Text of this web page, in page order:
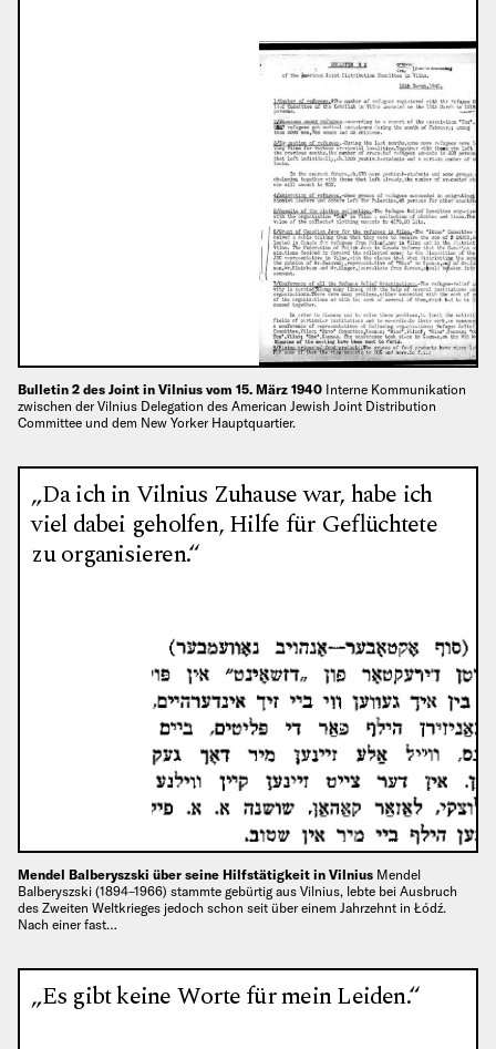
Bulletin 2 des Joint in Vilnius vom 15. März 1940 Interne Kommunikation
zwischen der Vilnius Delegation des American Jewish Joint Distribution
Committee und dem New Yorker Hauptquartier.
„Da ich in Vilnius Zuhause war, habe ich
viel dabei geholfen, Hilfe für Geflüchtete
zu organisieren.“
Mendel Balberyszski über seine Hilfstätigkeit in Vilnius Mendel
Balberyszski (1894–1966) stammte gebürtig aus Vilnius, lebte bei Ausbruch
des Zweiten Weltkrieges jedoch schon seit über einem Jahrzehnt in Łódź.
Nach einer fast…
„Es gibt keine Worte für mein Leiden.“